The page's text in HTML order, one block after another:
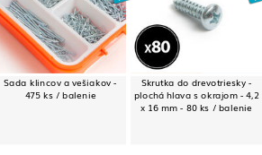
Sada klincov a vešiakov -
475 ks / balenie
Skrutka do drevotriesky -
plochá hlava s okrajom - 4,2
x 16 mm - 80 ks / balenie